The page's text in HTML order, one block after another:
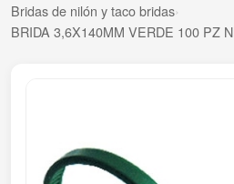
Bridas de nilón y taco bridas›
BRIDA 3,6X140MM VERDE 100 PZ N